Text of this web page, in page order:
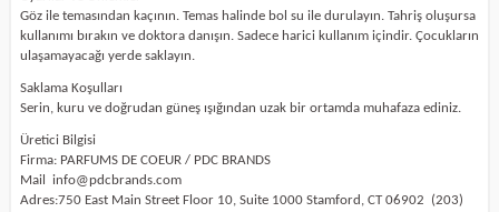
Göz ile temasından kaçının. Temas halinde bol su ile durulayın. Tahriş oluşursa
kullanımı bırakın ve doktora danışın. Sadece harici kullanım içindir. Çocukların
ulaşamayacağı yerde saklayın.
Saklama Koşulları
Serin, kuru ve doğrudan güneş ışığından uzak bir ortamda muhafaza ediniz.
Üretici Bilgisi
Firma: PARFUMS DE COEUR / PDC BRANDS
Mail
info@pdcbrands.com
Adres:750 East Main Street Floor 10, Suite 1000 Stamford, CT 06902
(203)